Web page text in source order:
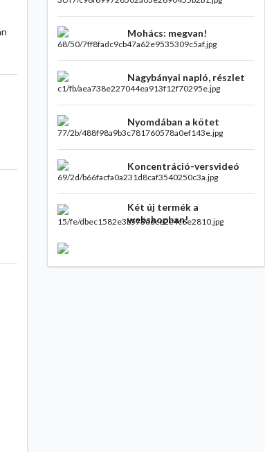
Mohács: megvan!
Nagybányai napló, részlet
Nyomdában a kötet
Koncentráció-versvideó
Két új termék a
webshopban!